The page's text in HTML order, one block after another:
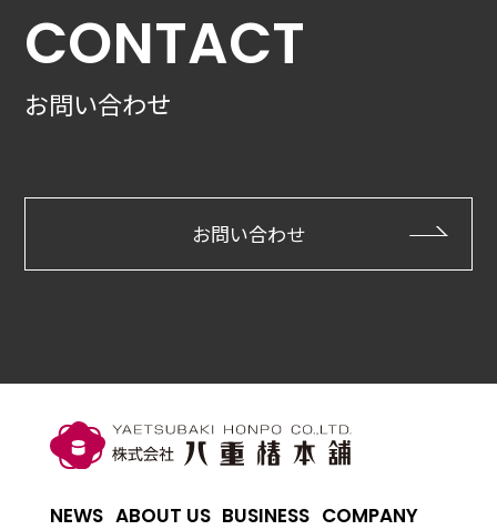
CONTACT
お問い合わせ
お問い合わせ
NEWS ABOUT US BUSINESS COMPANY